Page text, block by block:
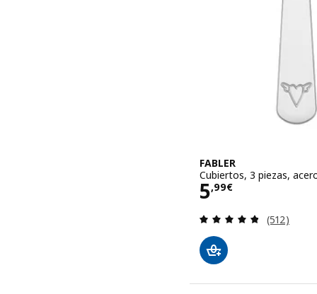
FABLER
Cubiertos, 3 piezas,
5,99€
Precio 5,99€
Revisa:
(512)